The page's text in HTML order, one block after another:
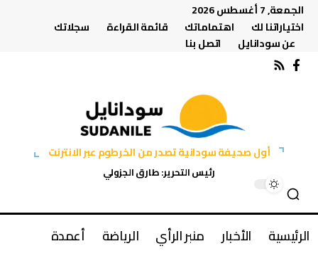
الجمعة, 7 أغسطس 2026
اختياراتنا لك
اهتماماتك قائمة القراءة
سجلاتك
عن سودانايل
اتصل بنا
أول صحيفة سودانية تصدر من الخرطوم عبر الانترنت
رئيس التحرير: طارق الجزولي
الرئيسية الأخبار منبر الرأي الرياضة
أعمدة